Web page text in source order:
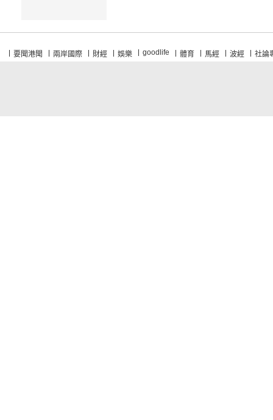
要聞港聞 兩岸國際 財經 娛樂 goodlife 體育 馬經 波經 社論